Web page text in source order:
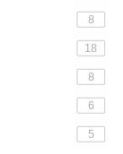
8
18
8
6
5